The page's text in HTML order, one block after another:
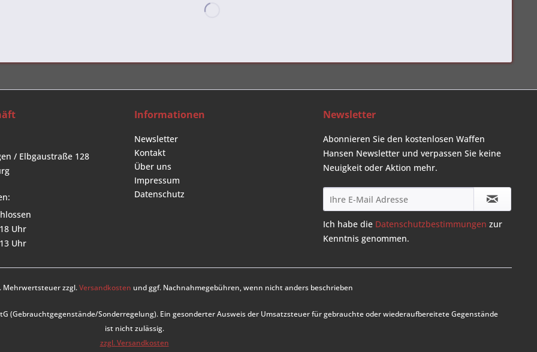
/ Elbgaustraße 128
Uhr
Uhr
Informationen
Newsletter
Kontakt
Über uns
Impressum
Datenschutz
Newsletter
Abonnieren Sie den kostenlosen Waffen
Hansen Newsletter und verpassen Sie keine
Neuigkeit oder Aktion mehr.
Ich habe die Datenschutzbestimmungen zur
Kenntnis genommen.
Mehrwertsteuer zzgl.Versandkosten und ggf. Nachnahmegebühren, wenn nicht anders beschrieben
(Gebrauchtgegenstände/Sonderregelung). Ein gesonderter Ausweis der Umsatzsteuer für gebrauchte oder wiederaufbereitete Gegenstände
ist nicht zulässig.
zzgl. Versandkosten